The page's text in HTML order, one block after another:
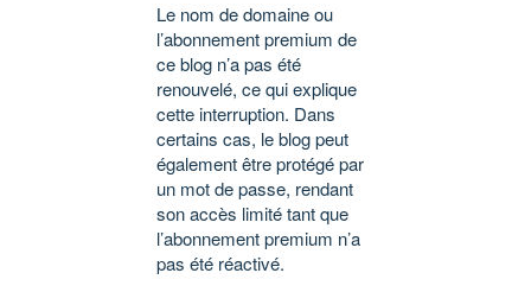
Le nom de domaine ou
l’abonnement premium de
ce blog n’a pas été
renouvelé, ce qui explique
cette interruption. Dans
certains cas, le blog peut
également être protégé par
un mot de passe, rendant
son accès limité tant que
l’abonnement premium n’a
pas été réactivé.